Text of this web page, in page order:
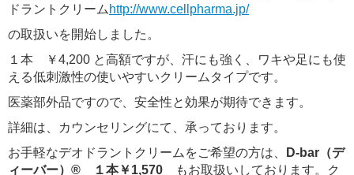
ドラントクリーム http://www.cellpharma.jp/
の取扱いを開始しました。
１本 ￥4,200 と高額ですが、汗にも強く、ワキや足にも使
える低刺激性の使いやすいクリームタイプです。
医薬部外品ですので、安全性と効果が期待できます。
詳細は、カウンセリングにて、承っております。
お手軽なデオドラントクリームをご希望の方は、
D-bar（デ
ィーバー）® １本￥1,570
もお取扱いしております。ク